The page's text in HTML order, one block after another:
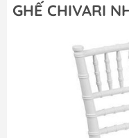
GHẾ CHIVARI